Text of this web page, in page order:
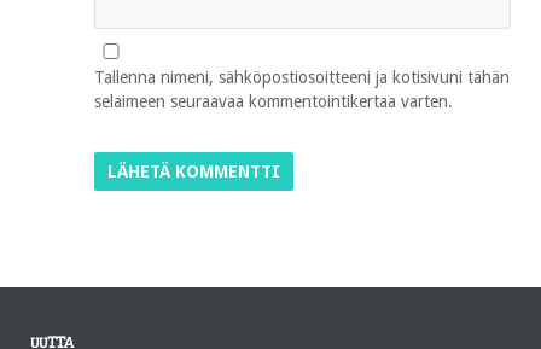
Tallenna nimeni, sähköpostiosoitteeni ja kotisivuni tähän
selaimeen seuraavaa kommentointikertaa varten.
UUTTA